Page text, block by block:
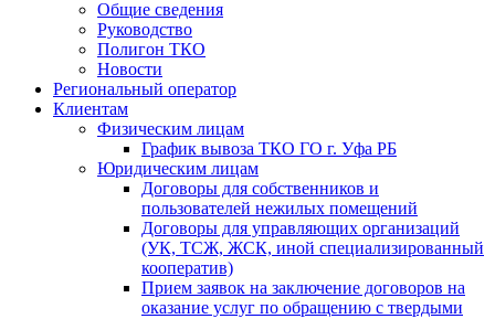
Общие сведения
Руководство
Полигон ТКО
Новости
Региональный оператор
Клиентам
Физическим лицам
График вывоза ТКО ГО г. Уфа РБ
Юридическим лицам
Договоры для собственников и
пользователей нежилых помещений
Договоры для управляющих организаций
(УК, ТСЖ, ЖСК, иной специализированный
кооператив)
Прием заявок на заключение договоров на
оказание услуг по обращению с твердыми